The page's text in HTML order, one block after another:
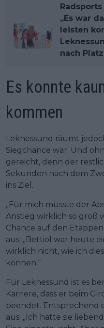
Radsports
„Es war
leisten
nach
Es konnte
kommen
Leknessund räumt
Siegchance war. Und
gereicht, denn der
Sekunden nach dem
ins Ziel.
„Für mich musste der
Anstieg wirklich so groß
Chance auf den
aus. „Bettiol war heute
wirklich nicht, wie ich
können.“
Für Leknessund ist es
Karriere, dass er beim
beendet. Entsprechend
aus: „Ich hätte sie